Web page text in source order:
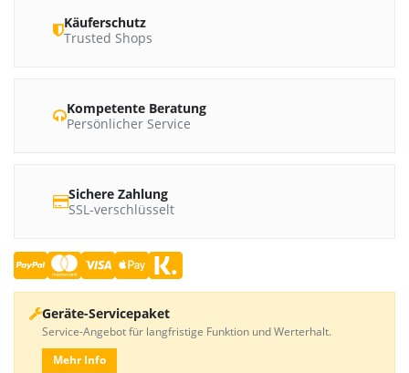
Käuferschutz
Trusted Shops
Kompetente Beratung
Persönlicher Service
Sichere Zahlung
SSL-verschlüsselt
Geräte-Servicepaket
Service-Angebot für langfristige Funktion und Werterhalt.
Mehr Info